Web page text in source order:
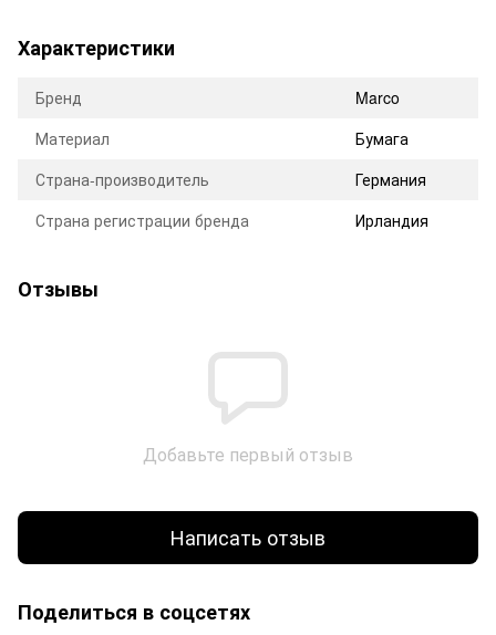
Характеристики
Бренд
Marco
Материал
Бумага
Страна-производитель
Германия
Страна регистрации бренда
Ирландия
Отзывы
Добавьте первый отзыв
Написать отзыв
Поделиться в соцсетях